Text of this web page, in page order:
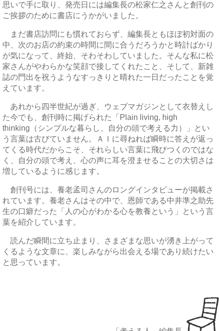
思いで手に取り、発売日には編集長の松家仁之さんと創刊の
ご挨拶のために書店にうかがいました。
まだ書店訪問にも慣れておらず、編集長ともほぼ初対面の
中、次のお店の約束の時間に間に合うだろうかと時計ばかり
が気になって、終始、そわそわしていました。そんな私に松
家さんがやわらかな笑顔で接してくれたこと、そして、新雑
誌の門出を祝うようなすっきりと晴れた一日だったことを覚
えています。
あれから四半世紀が過ぎ、ウェブマガジンとして衣替えし
た今でも、創刊時に掲げられた「Plain living, high
thinking（シンプルな暮らし、自分の頭で考える力）」とい
う言葉は古びていません。ＡＩに尋ねれば瞬時に答えが返っ
てくる時代だからこそ、それらしい言葉に飛びつくのではな
く、自分の頭で考え、心の声に耳を澄ませることの大切さは
増しているように感じます。
創刊号には、養老孟司さんのロングインタビューが掲載さ
れています。養老さんはその中で、恩師である中井準之助先
生の口癖だった「人の心がわかる心を教養という」という言
葉を紹介しています。
読んだ瞬間に立ち止まり、さまざまな思いが湧き上がって
くるような文章に、楽しみながら出会える場であり続けたい
と思っています。